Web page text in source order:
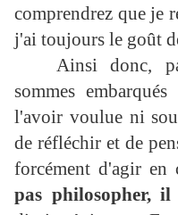
comprendrez que je
j'ai toujours le goût
Ainsi donc,
sommes
l'avoir voulue ni
de réfléchir et de
forcément d'agir en
pas philosopher,